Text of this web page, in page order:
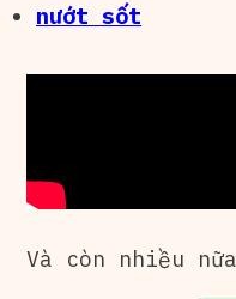
nướt sốt
Và còn nhiều